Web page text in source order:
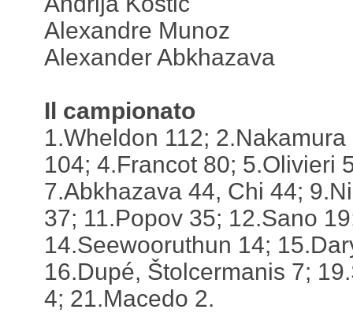
Alexandre Munoz
Alexander Abkhazava
Il campionato
1.Wheldon 112;
104; 4.Francot 80; 5.Olivieri
7.Abkhazava 44, Chi 44;
37; 11.Popov 35; 12.Sano
14.Seewooruthun 14;
16.Dupé, Štolcermanis 7;
4; 21.Macedo 2.